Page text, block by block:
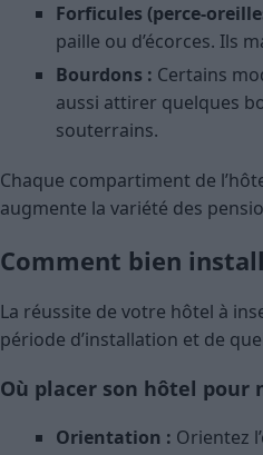
Forficules (perce-
paille ou d’écorces. Ils
Bourdons : Certains
aussi attirer quelques
souterrains.
Chaque compartiment de
augmente la variété des
Comment bien
La réussite de votre hôtel à
période d’installation et de
Où placer son hôtel pour
Orientation : Orientez